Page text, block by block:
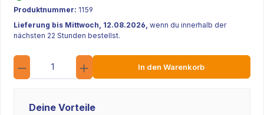
Produktnummer: 1159
Lieferung bis Mittwoch, 12.08.2026, wenn du innerhalb der
nächsten 22 Stunden bestellst.
Anzahl
In den Warenkorb
Deine Vorteile